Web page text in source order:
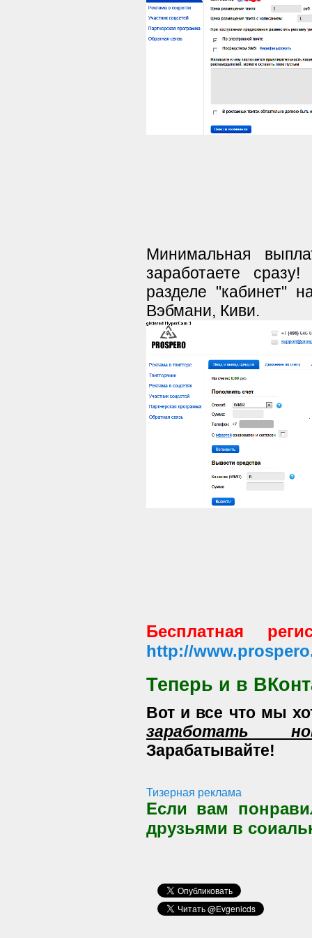
Минимальная
заработаете
разделе "кабинет"
Вэбмани, Киви.
Бесплатная
http://
Теперь и в
Вот и все что мы
заработать
Зарабатывайте!
Тизерная реклама
Если вам
друзьями в